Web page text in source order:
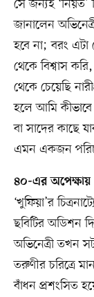
সে জন্যই ‘নিয়ত’
জানালেন
হবে না; বরং
থেকে বিশ্বাস
থেকে চেয়েছি
হলে আমি কীভাবে
বা সাদের কাছে
এমন একজন
৪০-এর অপেক্ষায়
‘খুফিয়া’র
ছবিটির অডিশন
অভিনেত্রী তখন
তরুণীর চরিত্রে
বাঁধন প্রশংসিত